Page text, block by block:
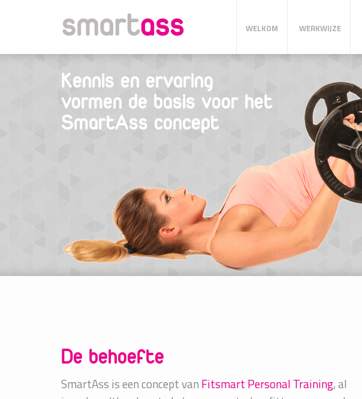
WELKOM WERKWIJZE
Kennis en ervaring
vormen de basis voor het
SmartAss concept
De behoefte
SmartAss is een concept van Fitsmart Personal Training, al